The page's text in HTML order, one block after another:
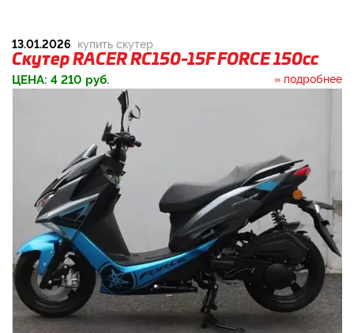
13.01.2026 купить скутер
Скутер RACER RC150-15F FORCE 150cc
ЦЕНА: 4 210 руб. » подробнее